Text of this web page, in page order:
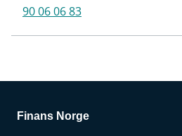
90 06 06 83
Finans Norge